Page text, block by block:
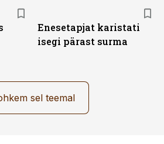
Enesetapjat karistati
isegi pärast surma
sel teemal